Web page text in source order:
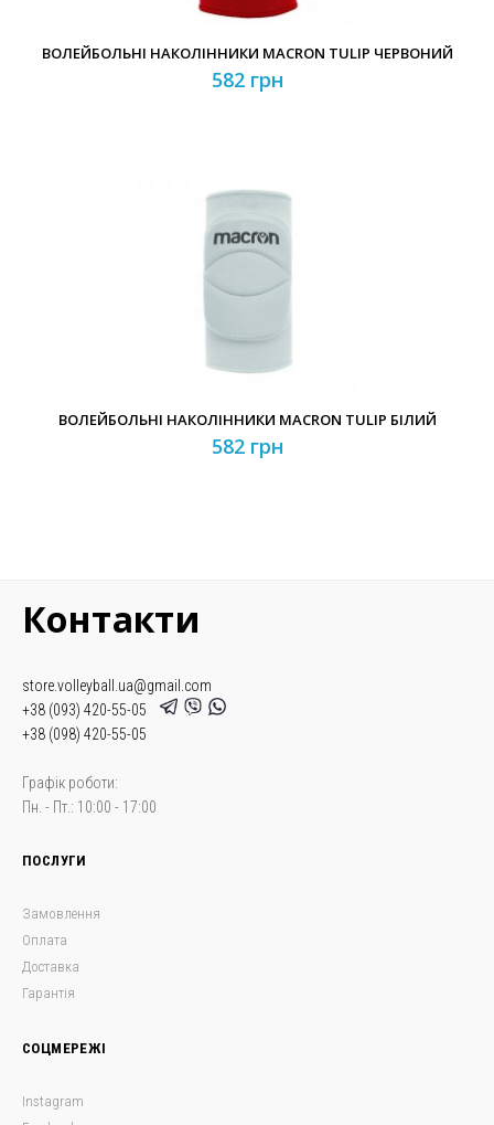
ВОЛЕЙБОЛЬНІ НАКОЛІННИКИ MACRON TULIP ЧЕРВОНИЙ
582 грн
ВОЛЕЙБОЛЬНІ НАКОЛІННИКИ MACRON TULIP БІЛИЙ
582 грн
Контакти
store.volleyball.ua@gmail.com
+38 (093) 420-55-05
+38 (098) 420-55-05
Графік роботи:
Пн. - Пт.: 10:00 - 17:00
ПОСЛУГИ
Замовлення
Оплата
Доставка
Гарантія
СОЦМЕРЕЖІ
Instagram